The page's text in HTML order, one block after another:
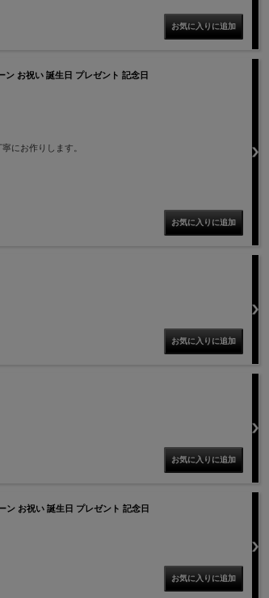
ン お祝い 誕生日 プレゼント 記念日
にお作りします。
ン お祝い 誕生日 プレゼント 記念日